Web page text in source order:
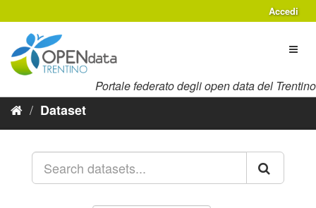
al
contenuto
Accedi
Portale federato degli open data del Trentino
Dataset